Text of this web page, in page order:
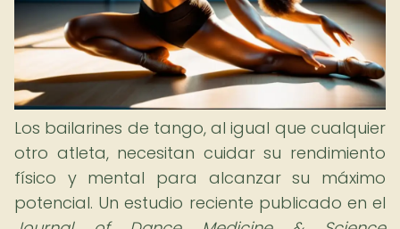
Los bailarines de tango, al igual que cualquier
otro atleta, necesitan cuidar su rendimiento
físico y mental para alcanzar su máximo
potencial. Un estudio reciente publicado en el